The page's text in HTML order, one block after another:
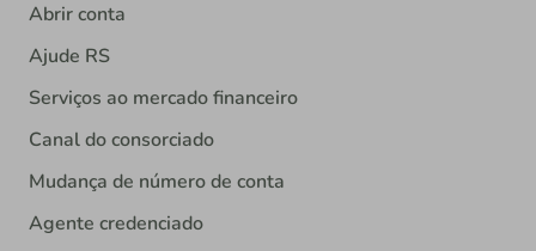
Abrir conta
Ajude RS
Serviços ao mercado financeiro
Canal do consorciado
Mudança de número de conta
Agente credenciado